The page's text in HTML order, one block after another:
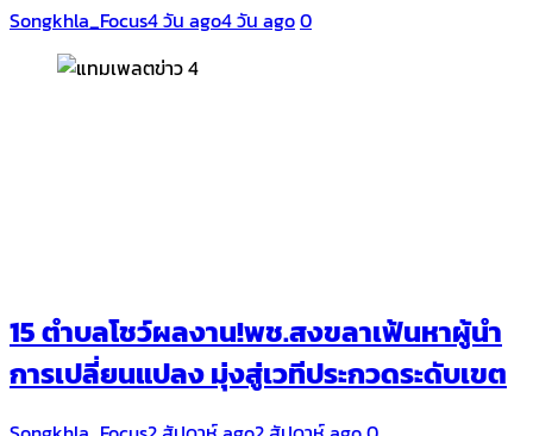
Songkhla_Focus4 วัน ago4 วัน ago0
15 ตำบลโชว์ผลงาน!พช.สงขลาเฟ้นหาผู้นำ
การเปลี่ยนแปลง มุ่งสู่เวทีประกวดระดับเขต